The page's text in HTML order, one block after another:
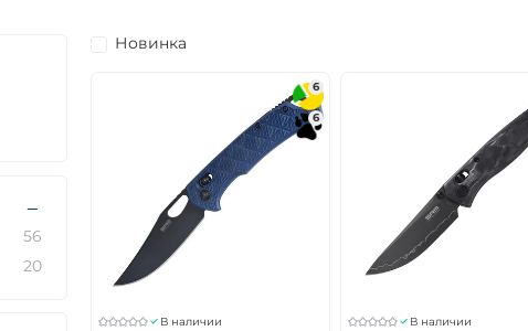
Тактические ножи
Новинка
6
6
В наличии В наличии
56
20